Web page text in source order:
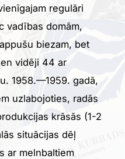
regulāri
vadības domām,
biezam, bet
vidēji 44 ar
1958.—1959. gadā,
uzlabojoties, radās
krāsās (1-2
situācijas dēļ
ar melnbaltiem